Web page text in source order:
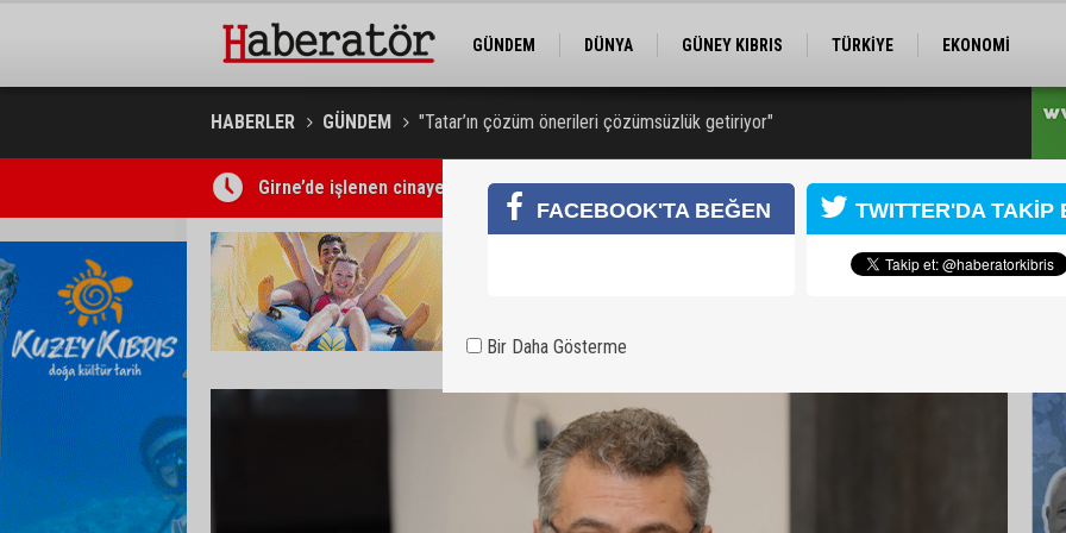
GÜNDEM DÜNYA GÜNEY KIBRIS TÜRKİYE
EKONOMİ
HABERLER GÜNDEM "Tatar’ın çözüm önerileri çözümsüzlük getiriyor"
Girne’de işlenen cinayetin ardından 7 kişi tutuklandı
Kıbrıs Türk Üniversite Öğrencileri Kongresi için kayıtlar sürüyor
FACEBOOK'TA BEĞEN TWITTER'DA TAKİP
Bir Daha Gösterme